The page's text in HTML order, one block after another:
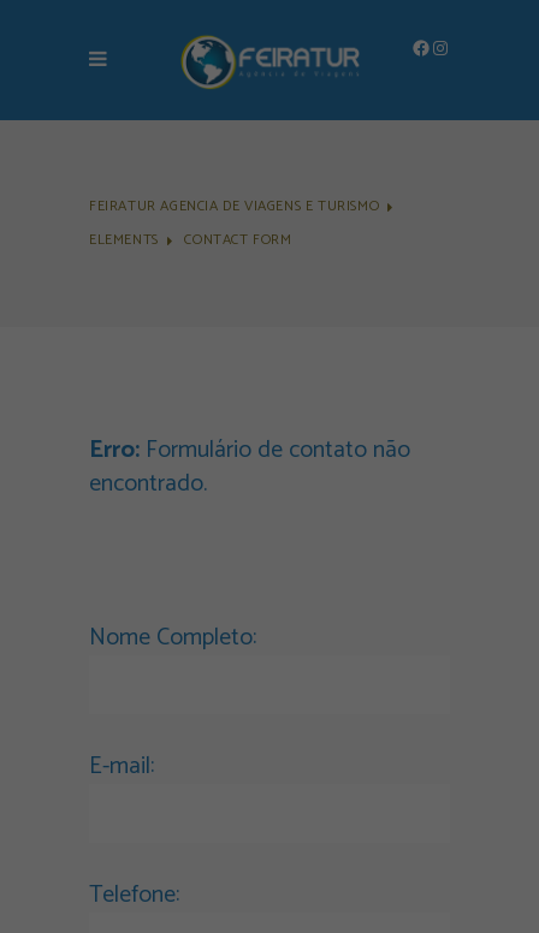
Facebook
Instagram
FEIRATUR AGENCIA DE VIAGENS E TURISMO
ELEMENTS
CONTACT FORM
Erro: Formulário de contato não
encontrado.
Nome Completo:
E-mail:
Telefone: